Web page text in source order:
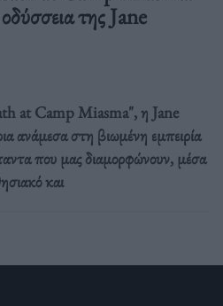
της Jane
at Camp Miasma", η Jane
ανάμεσα στη βιωμένη εμπειρία
που μας διαμορφώνουν, μέσα
και